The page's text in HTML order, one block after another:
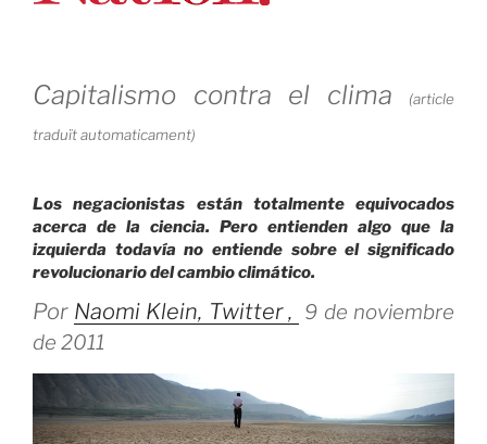
Capitalismo contra el clima (article
traduït automaticament)
Los negacionistas están totalmente equivocados
acerca de la ciencia. Pero entienden algo que la
izquierda todavía no entiende sobre el significado
revolucionario del cambio climático.
Por Naomi Klein, Twitter , 9 de noviembre
de 2011